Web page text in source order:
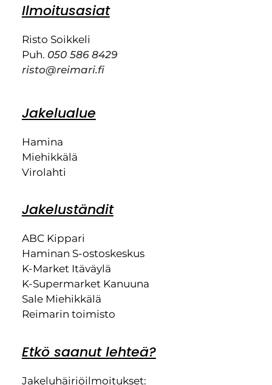
Ilmoitusasiat
Risto Soikkeli
Puh. 050 586 8429
risto@reimari.fi
Jakelualue
Hamina
Miehikkälä
Virolahti
Jakeluständit
ABC Kippari
Haminan S-ostoskeskus
K-Market Itäväylä
K-Supermarket Kanuuna
Sale Miehikkälä
Reimarin toimisto
Etkö saanut lehteä?
Jakeluhäiriöilmoitukset: